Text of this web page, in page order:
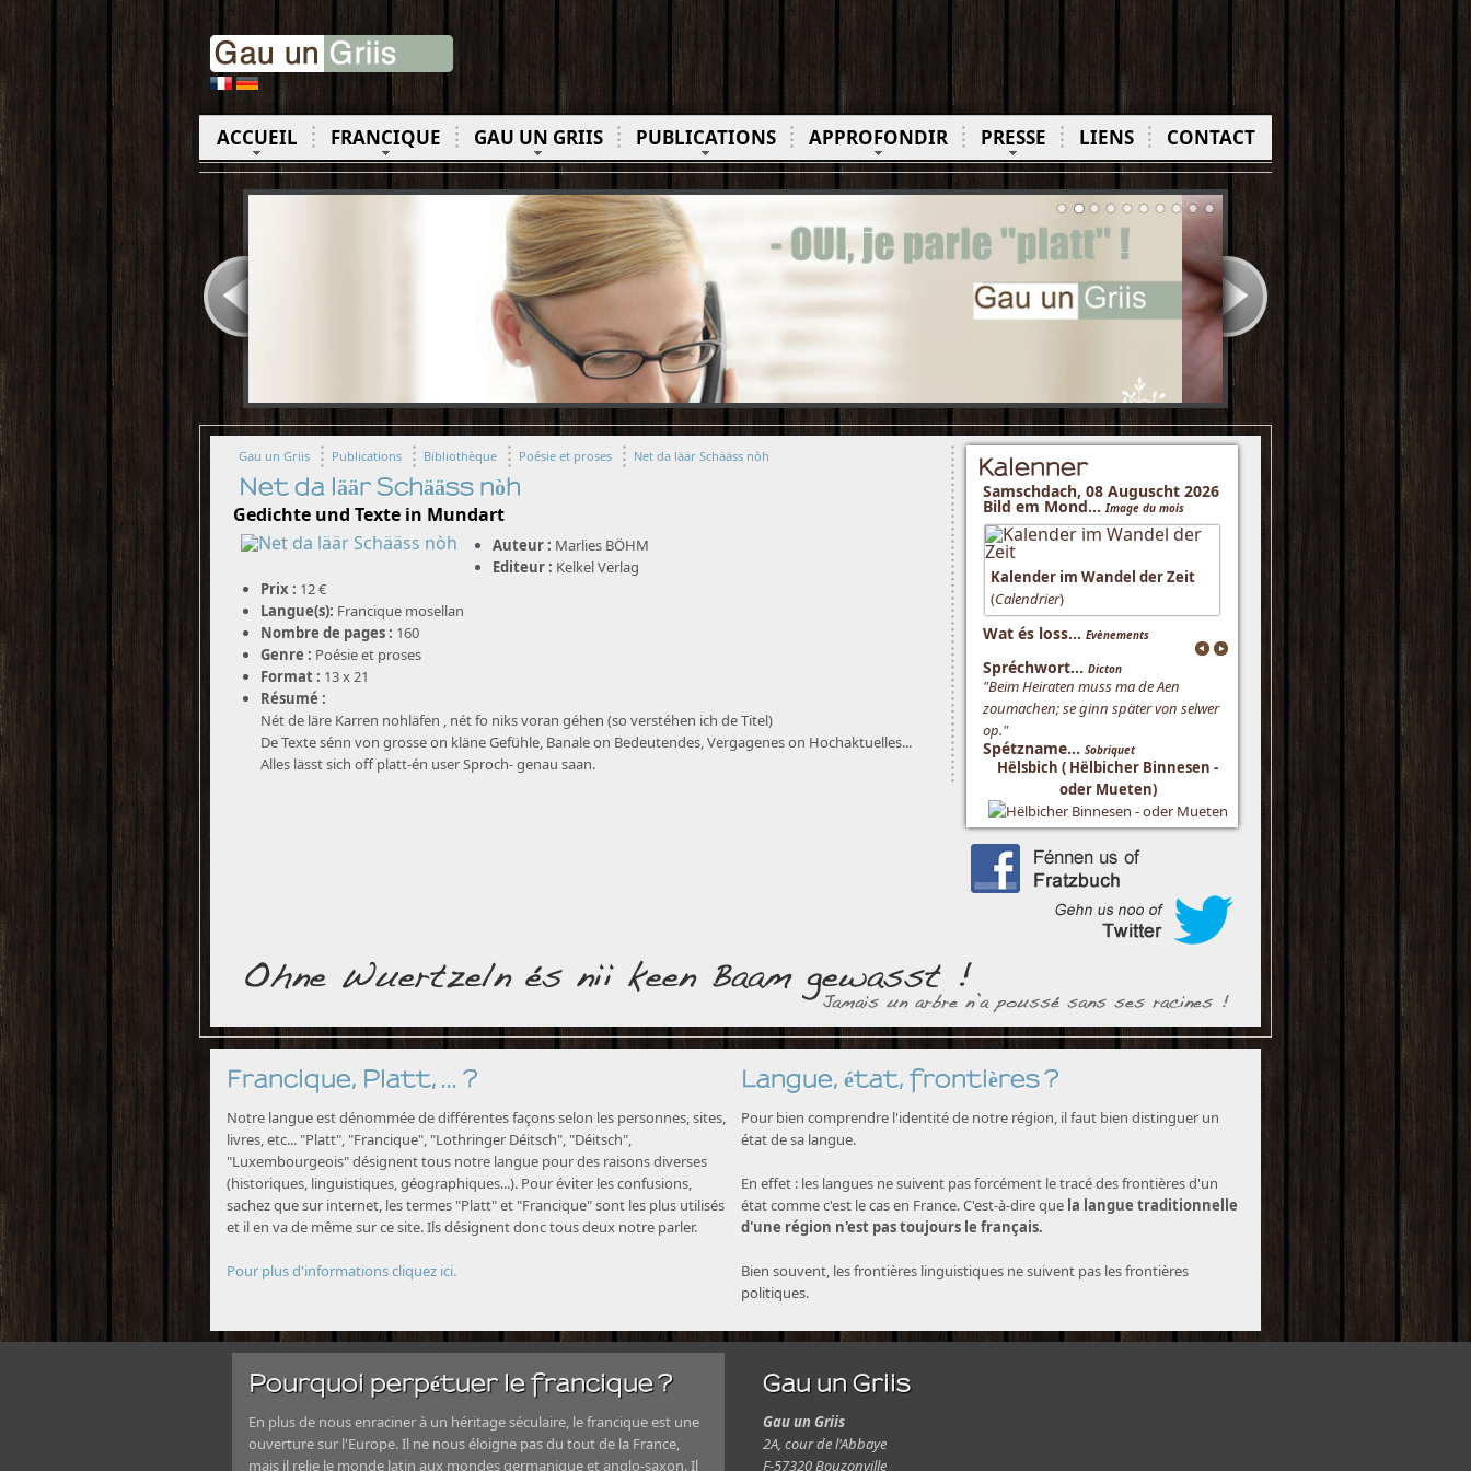
ACCUEIL FRANCIQUE GAU UN GRIIS PUBLICATIONS APPROFONDIR PRESSE LIENS CONTACT
Gau un Griis Publications Bibliothèque Poésie et proses Net da läär Schääss nòh
Net da läär Schääss nòh
Gedichte und Texte in Mundart
Auteur : Marlies BÖHM
Editeur : Kelkel Verlag
Prix : 12 €
Langue(s): Francique mosellan
Nombre de pages : 160
Genre : Poésie et proses
Format : 13 x 21
Résumé :
Nét de läre Karren nohläfen , nét fo niks voran géhen (so verstéhen ich de Titel)
De Texte sénn von grosse on kläne Gefühle, Banale on Bedeutendes, Vergagenes on Hochaktuelles...
Alles lässt sich off platt-én user Sproch- genau saan.
Kalenner
Samschdach, 08 Auguscht 2026
Bild em Mond...Image du mois
Kalender im Wandel der Zeit
(Calendrier)
Wat és loss... Evènements
Spréchwort... Dicton
"Beim Heiraten muss ma de Aen
zoumachen; se ginn später von selwer
op."
Spétzname... Sobriquet
Hëlsbich ( Hëlbicher Binnesen -
oder Mueten)
Francique, Platt, ... ?
Notre langue est dénommée de différentes façons selon les personnes, sites,
livres, etc... "Platt", "Francique", "Lothringer Déitsch", "Déitsch",
"Luxembourgeois" désignent tous notre langue pour des raisons diverses
(historiques, linguistiques, géographiques...). Pour éviter les confusions,
sachez que sur internet, les termes "Platt" et "Francique" sont les plus utilisés
et il en va de même sur ce site. Ils désignent donc tous deux notre parler.
Pour plus d'informations cliquez ici.
Langue, état, frontières ?
Pour bien comprendre l'identité de notre région, il faut bien distinguer un
état de sa langue.
En effet : les langues ne suivent pas forcément le tracé des frontières d'un
état comme c'est le cas en France. C'est-à-dire que la langue traditionnelle
d'une région n'est pas toujours le français.
Bien souvent, les frontières linguistiques ne suivent pas les frontières
politiques.
Pourquoi perpétuer le francique ?
En plus de nous enraciner à un héritage séculaire, le francique est une
ouverture sur l'Europe. Il ne nous éloigne pas du tout de la France,
mais il relie le monde latin aux mondes germanique et anglo-saxon. Il
Gau un Griis
Gau un Griis
2A, cour de l'Abbaye
F-57320 Bouzonville